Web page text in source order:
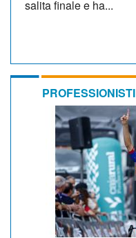
salita finale e ha...
PROFESSIONISTI